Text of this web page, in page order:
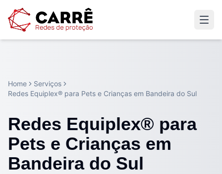
Home
Serviços
Redes Equiplex® para Pets e Crianças em Bandeira do Sul
Redes Equiplex® para
Pets e Crianças em
Bandeira do Sul